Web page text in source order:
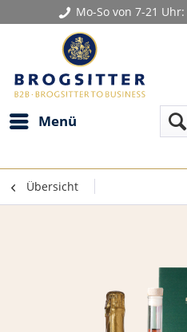
Mo-So von 7-21 Uhr:
Menü
Übersicht